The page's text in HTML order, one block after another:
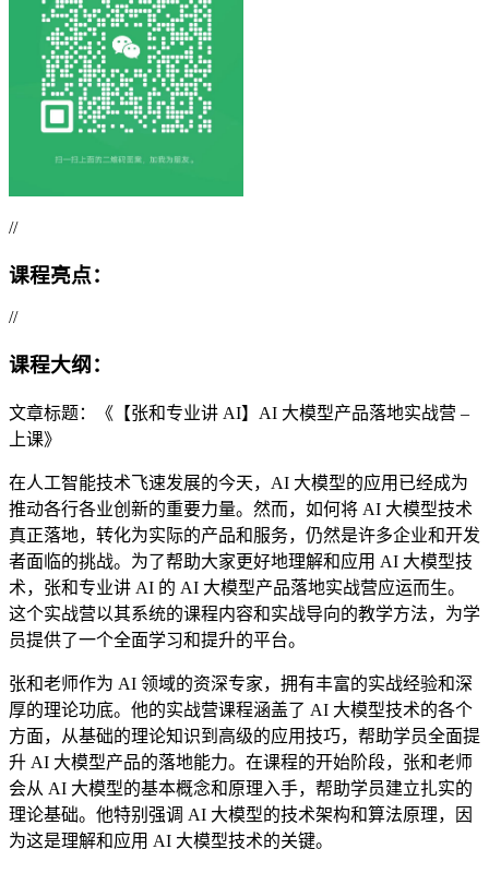
//
课程亮点：
//
课程大纲：
文章标题：《【张和专业讲 AI】AI 大模型产品落地实战营 –
上课》
在人工智能技术飞速发展的今天，AI 大模型的应用已经成为
推动各行各业创新的重要力量。然而，如何将 AI 大模型技术
真正落地，转化为实际的产品和服务，仍然是许多企业和开发
者面临的挑战。为了帮助大家更好地理解和应用 AI 大模型技
术，张和专业讲 AI 的 AI 大模型产品落地实战营应运而生。
这个实战营以其系统的课程内容和实战导向的教学方法，为学
员提供了一个全面学习和提升的平台。
张和老师作为 AI 领域的资深专家，拥有丰富的实战经验和深
厚的理论功底。他的实战营课程涵盖了 AI 大模型技术的各个
方面，从基础的理论知识到高级的应用技巧，帮助学员全面提
升 AI 大模型产品的落地能力。在课程的开始阶段，张和老师
会从 AI 大模型的基本概念和原理入手，帮助学员建立扎实的
理论基础。他特别强调 AI 大模型的技术架构和算法原理，因
为这是理解和应用 AI 大模型技术的关键。